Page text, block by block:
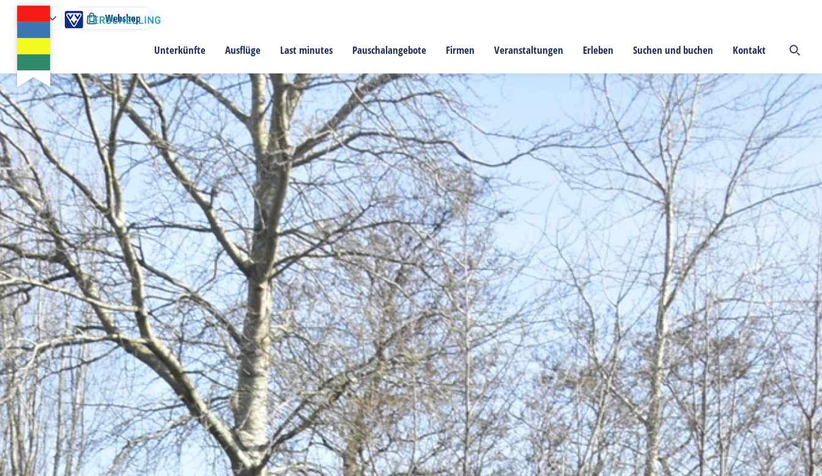
Unterkünfte Ausflüge Last minutes Pauschalangebote Firmen Veranstaltungen Erleben Suchen und buchen Kontakt
Webshop